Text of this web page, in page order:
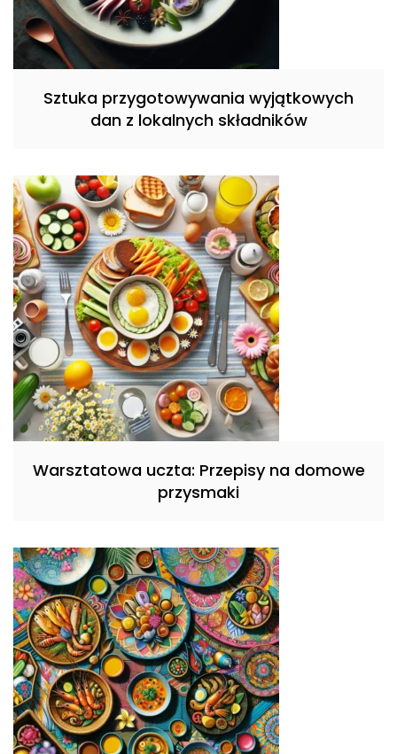
Sztuka przygotowywania wyjątkowych
dan z lokalnych składników
Warsztatowa uczta: Przepisy na domowe
przysmaki